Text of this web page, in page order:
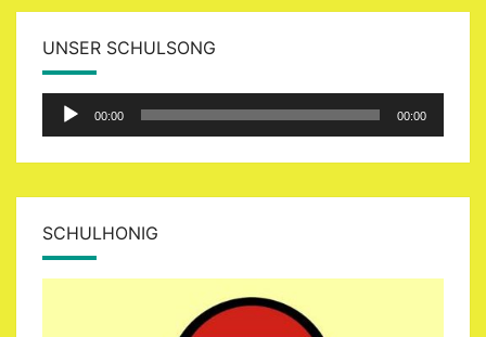
UNSER SCHULSONG
Audio-
Player
00:00 00:00
SCHULHONIG